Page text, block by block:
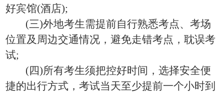
好宾馆(酒店);
(三)外地考生需提前自行熟悉考点、考场
位置及周边交通情况，避免走错考点，耽误考
试;
(四)所有考生须把控好时间，选择安全便
捷的出行方式，考试当天至少提前一个小时到